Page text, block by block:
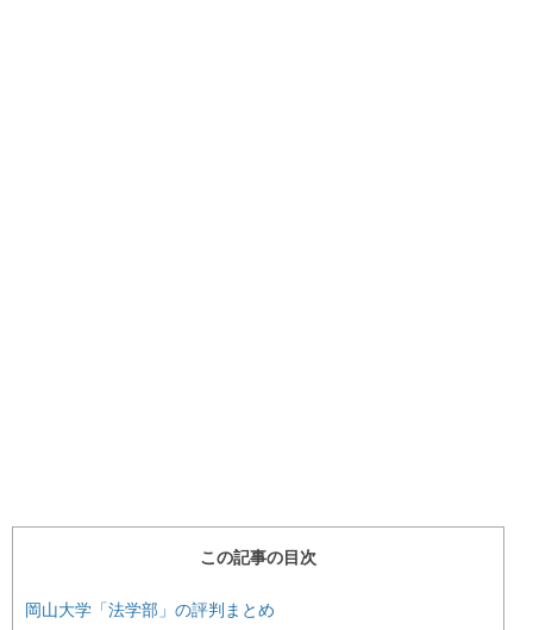
この記事の目次
岡山大学「法学部」の評判まとめ